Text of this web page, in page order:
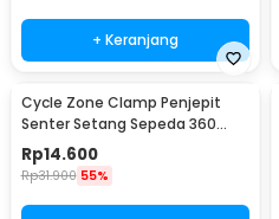
+ Keranjang
Cycle Zone Clamp Penjepit
Senter Setang Sepeda 360
Derajat - ZH1035
Rp14.600
Rp31.900 55%